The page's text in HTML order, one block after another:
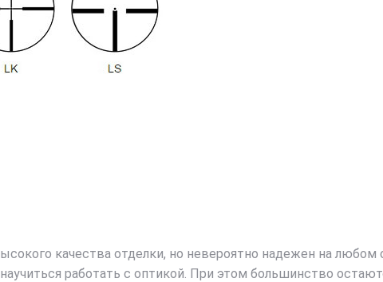
качества отделки, но невероятно надежен на любом
работать с оптикой. При этом большинство